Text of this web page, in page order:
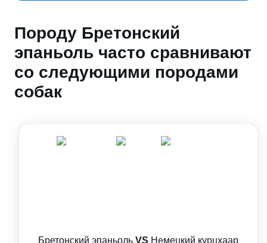
Породу Бретонский
эпаньоль часто сравнивают
со следующими породами
собак
Бретонский эпаньоль VS Немецкий курцхаар